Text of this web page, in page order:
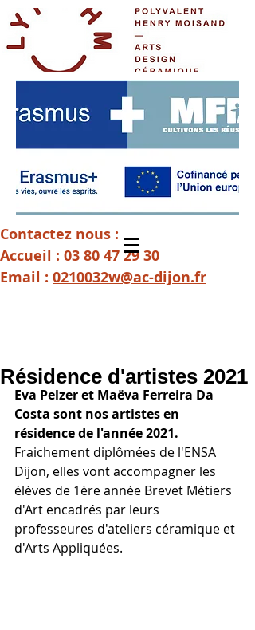
Contactez nous :
Accueil : 03 80 47 29 30
Email : 0210032w@ac-dijon.fr
Résidence d'artistes 2021
Eva Pelzer et Maëva Ferreira Da
Costa sont nos artistes en
résidence de l'année 2021.
Fraichement diplômées de l'ENSA
Dijon, elles vont accompagner les
élèves de 1ère année Brevet Métiers
d'Art encadrés par leurs
professeures d'ateliers céramique et
d'Arts Appliquées.